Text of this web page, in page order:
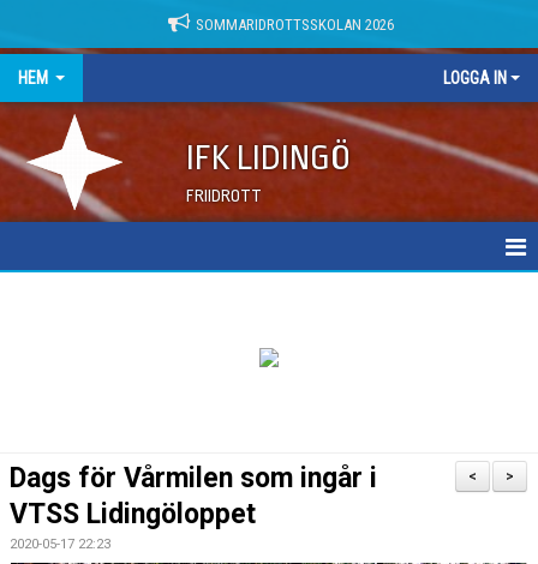
SOMMARIDROTTSSKOLAN 2026
HEM LOGGA IN
IFK LIDINGÖ
FRIIDROTT
>
<
Dags för Vårmilen som ingår i
VTSS Lidingöloppet
2020-05-17 22:23